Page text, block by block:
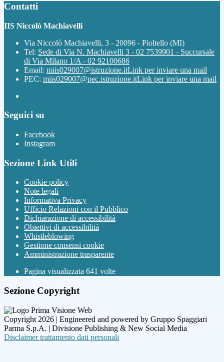
Contatti
IIS Niccolò Machiavelli
Via Niccolò Machiavelli, 3 - 20096 - Pioltello (MI)
Tel: Sede di Via N. Machiavelli 3 - 02 7539901 - Succursale
di Via Milano 1/A - 02 92100686
Email: miis029007@istruzione.itLink per inviare una mail
PEC: miis029007@pec.istruzione.itLink per inviare una mail
Seguici su
Facebook
Instagram
Sezione Link Utili
Cookie policy
Note legali
Informativa Privacy
Ufficio Relazioni con il Pubblico
Dichiarazione di accessibilità
Obiettivi di accessibilità
Whistleblowing
Gestione consensi cookie
Amministrazione trasparente
Pagina visualizzata 641 volte
Sezione Copyright
Copyright 2026 | Engineered and powered by Gruppo Spaggiari
Parma S.p.A. | Divisione Publishing & New Social Media
Disclaimer trattamento dati personali